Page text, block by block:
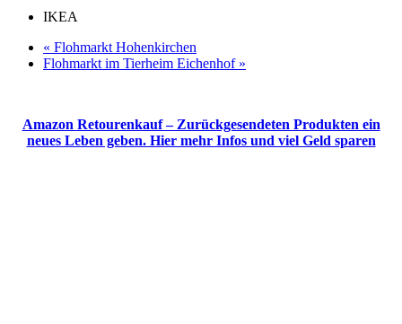
IKEA
« Flohmarkt Hohenkirchen
Flohmarkt im Tierheim Eichenhof »
Amazon Retourenkauf – Zurückgesendeten Produkten ein
neues Leben geben. Hier mehr Infos und viel Geld sparen